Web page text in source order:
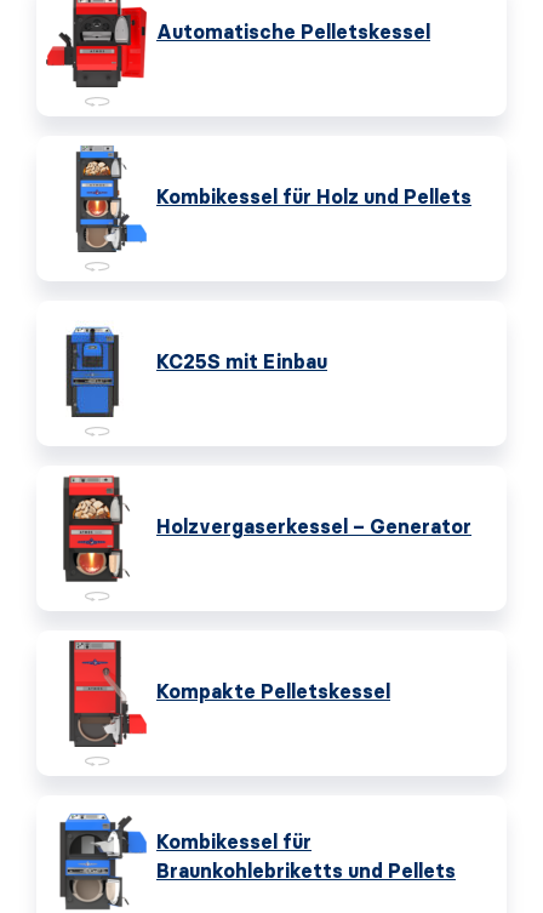
Automatische Pelletskessel
Kombikessel für Holz und Pellets
KC25S mit Einbau
Holzvergaserkessel – Generator
Kompakte Pelletskessel
Kombikessel für
Braunkohlebriketts und Pellets